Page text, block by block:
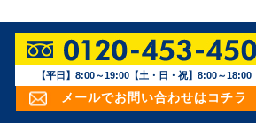
【平日】8:00～19:00【土・日・祝】8:00～18:00
メールでお問い合わせはコチラ